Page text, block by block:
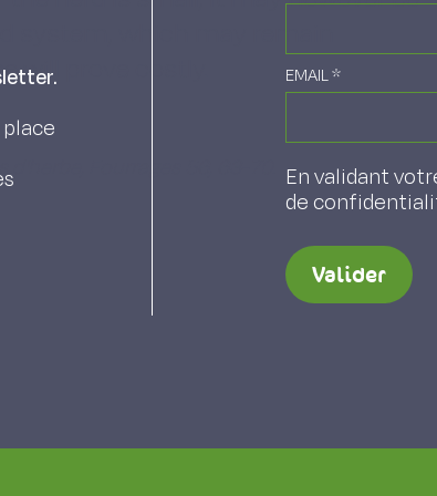
system, which may remain
will prove costly.
Fourrages 56, 63-70.
EMAIL*
En validant
de
Valider